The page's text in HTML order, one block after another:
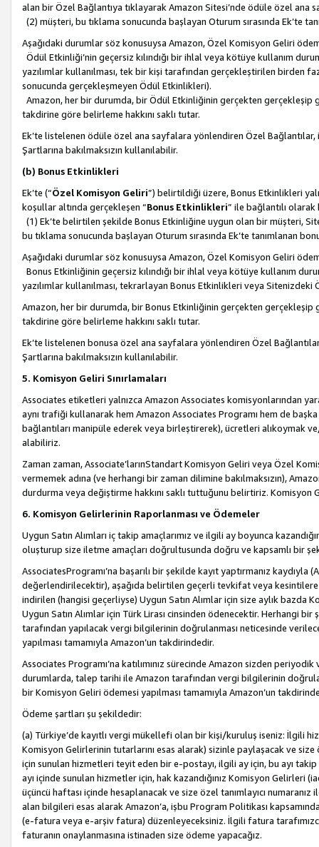
alan bir Özel Bağlantıya tıklayarak Amazon Sitesi’nde ödüle özel ana
(2) müşteri, bu tıklama sonucunda başlayan Oturum sırasında Ek’te
Aşağıdaki durumlar söz konusuysa Amazon, Özel Komisyon Geliri
Ödül Etkinliği’nin geçersiz kılındığı bir ihlal veya kötüye kullanım
yazılımlar kullanılması, tek bir kişi tarafından gerçekleştirilen
sonucunda gerçekleşmeyen Ödül Etkinlikleri).
Amazon, her bir durumda, bir Ödül Etkinliğinin gerçekten gerçekleşip
takdirine göre belirleme hakkını saklı tutar.
Ek’te listelenen ödüle özel ana sayfalara yönlendiren Özel
Şartlarına bakılmaksızın kullanılabilir.
(b) Bonus Etkinlikleri
Ek’te (“Özel Komisyon Geliri”) belirtildiği üzere, Bonus Etkinlikleri
koşullar altında gerçekleşen “Bonus Etkinlikleri” ile bağlantılı olarak
(1) Ek’te belirtilen şekilde Bonus Etkinliğine uygun olan bir müşteri,
bu tıklama sonucunda başlayan Oturum sırasında Ek’te tanımlanan
Aşağıdaki durumlar söz konusuysa Amazon, Özel Komisyon Geliri
Bonus Etkinliğinin geçersiz kılındığı bir ihlal veya kötüye kullanım
yazılımlar kullanılması, tekrarlayan Bonus Etkinlikleri veya
Amazon, her bir durumda, bir Bonus Etkinliğinin gerçekten gerçekleşip
takdirine göre belirleme hakkını saklı tutar.
Ek’te listelenen bonusa özel ana sayfalara yönlendiren Özel
Şartlarına bakılmaksızın kullanılabilir.
5. Komisyon Geliri Sınırlamaları
Associates etiketleri yalnızca Amazon Associates komisyonlarından
aynı trafiği kullanarak hem Amazon Associates Programı hem de
bağlantıları manipüle ederek veya birleştirerek), ücretleri alıkoymak
alabiliriz.
Zaman zaman, Associate’larınStandart Komisyon Geliri veya Özel
vermemek adına (ve herhangi bir zaman dilimine bakılmaksızın),
durdurma veya değiştirme hakkını saklı tuttuğunu belirtiriz. Komisyon
6. Komisyon Gelirlerinin Raporlanması ve Ödemeler
Uygun Satın Alımları iç takip amaçlarımız ve ilgili ay boyunca
oluşturup size iletme amaçları doğrultusunda doğru ve kapsamlı bir
AssociatesProgramı’na başarılı bir şekilde kayıt yaptırmanız
değerlendirilecektir), aşağıda belirtilen geçerli tevkifat veya
indirilen (hangisi geçerliyse) Uygun Satın Alımlar için size aylık
Uygun Satın Alımlar için Türk Lirası cinsinden ödenecektir. Herhangi
tarafından yapılacak vergi bilgilerinin doğrulanması neticesinde
yapılması tamamıyla Amazon’un takdirindedir.
Associates Programı’na katılımınız sürecinde Amazon sizden
durumlarda, talep tarihi ile Amazon tarafından vergi bilgilerinin
bir Komisyon Geliri ödemesi yapılması tamamıyla Amazon’un
Ödeme şartları şu şekildedir:
(a) Türkiye’de kayıtlı vergi mükellefi olan bir kişi/kuruluş iseniz: İlgili
Komisyon Gelirlerinin tutarlarını esas alarak) sizinle paylaşacak ve
için sunulan hizmetleri teyit eden bir e-postayı, ilgili ay için, bu ayı
ayı içinde sunulan hizmetler için, hak kazandığınız Komisyon Gelirleri
üçüncü haftası içinde hesaplanacak ve size özel tanımlayıcı
alan bilgileri esas alarak Amazon’a, işbu Program Politikası
(e-fatura veya e-arşiv fatura) düzenleyeceksiniz. İlgili fatura
faturanın onaylanmasına istinaden size ödeme yapacağız.